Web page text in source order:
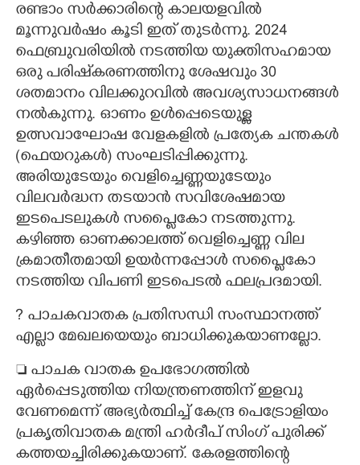
രണ്ടാം സർക്കാരിന്റെ കാലയളവിൽ
മൂന്നുവർഷം കൂടി ഇത് തുടർന്നു. 2024
ഫെബ്രുവരിയിൽ നടത്തിയ യുക്തിസഹമായ
ഒരു പരിഷ്‌കരണത്തിനു ശേഷവും 30
ശതമാനം വിലക്കുറവിൽ അവശ്യസാധനങ്ങൾ
നൽകുന്നു. ഓണം ഉൾപ്പെടെയുള്ള
ഉത്സവാഘോഷ വേളകളിൽ പ്രത്യേക ചന്തകൾ
(ഫെയറുകൾ)​ സംഘടിപ്പിക്കുന്നു.
അരിയുടേയും വെളിച്ചെണ്ണയുടേയും
വിലവർദ്ധന തടയാൻ സവിശേഷമായ
ഇടപെടലുകൾ സപ്ലൈകോ നടത്തുന്നു.
കഴിഞ്ഞ ഓണക്കാലത്ത് വെളിച്ചെണ്ണ വില
ക്രമാതീതമായി ഉയർന്നപ്പോൾ സപ്ലൈകോ
നടത്തിയ വിപണി ഇടപെടൽ ഫലപ്രദമായി.
?​ പാചകവാതക പ്രതിസന്ധി സംസ്ഥാനത്ത്
എല്ലാ മേഖലയെയും ബാധിക്കുകയാണല്ലോ.
 പാചക വാതക ഉപഭോഗത്തിൽ
ഏർപ്പെടുത്തിയ നിയന്ത്രണത്തിന് ഇളവു
വേണമെന്ന് അഭ്യർത്ഥിച്ച് കേന്ദ്ര പെട്രോളിയം
പ്രകൃതിവാതക മന്ത്രി ഹർദീപ് സിംഗ് പുരിക്ക്
കത്തയച്ചിരിക്കുകയാണ്. കേരളത്തിന്റെ